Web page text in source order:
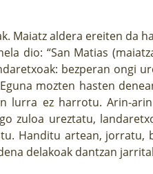
Maiatz aldera ereiten da
dio: “San Matias
bezperan ongi
mozten hasten
lurra ez harrotu. Arin-
zuloa ureztatu,
Handitu artean,
delakoak dantzan